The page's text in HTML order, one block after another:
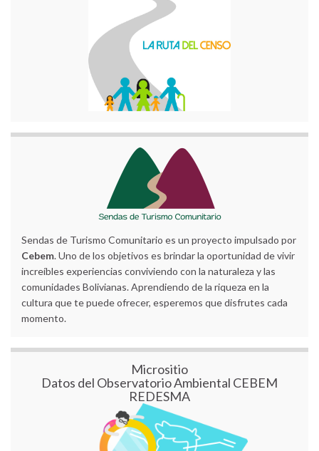
Sendas de Turismo Comunitario es un proyecto impulsado por
Cebem. Uno de los objetivos es brindar la oportunidad de vivir
increíbles experiencias conviviendo con la naturaleza y las
comunidades Bolivianas. Aprendiendo de la riqueza en la
cultura que te puede ofrecer, esperemos que disfrutes cada
momento.
Micrositio
Datos del Observatorio Ambiental CEBEM
REDESMA